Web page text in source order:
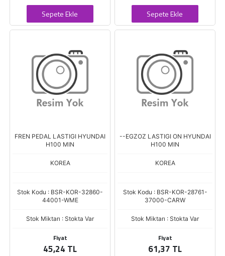
Sepete Ekle Sepete Ekle
FREN PEDAL LASTIGI HYUNDAI
H100 MIN
KOREA
Stok Kodu : BSR-KOR-32860-
44001-WME
Stok Miktarı : Stokta Var
Fiyat
45,24 TL
--EGZOZ LASTIGI ON HYUNDAI
H100 MIN
KOREA
Stok Kodu : BSR-KOR-28761-
37000-CARW
Stok Miktarı : Stokta Var
Fiyat
61,37 TL